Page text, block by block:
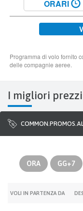
I migliori
ORA GG+7
VOLI IN PARTENZA DA